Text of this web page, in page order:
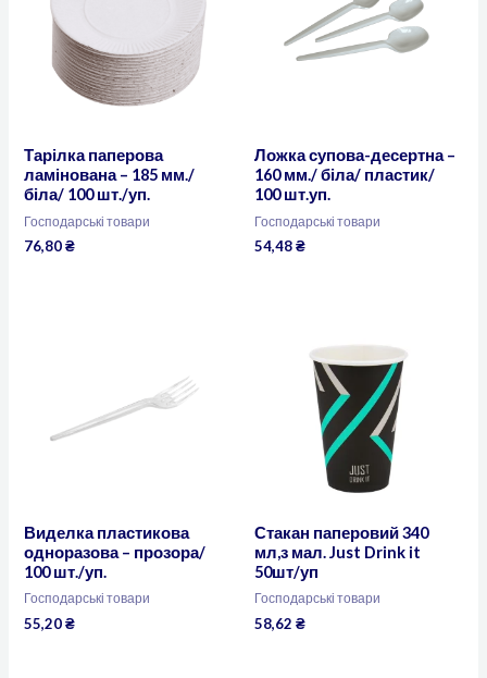
Тарілка паперова
ламінована – 185 мм./
біла/ 100 шт./уп.
Господарські товари
76,80₴
Ложка супова-десертна –
160 мм./ біла/ пластик/
100 шт.уп.
Господарські товари
54,48₴
Виделка пластикова
одноразова – прозора/
100 шт./уп.
Господарські товари
55,20₴
Стакан паперовий 340
мл,з мал. Just Drink it
50шт/уп
Господарські товари
58,62 ₴